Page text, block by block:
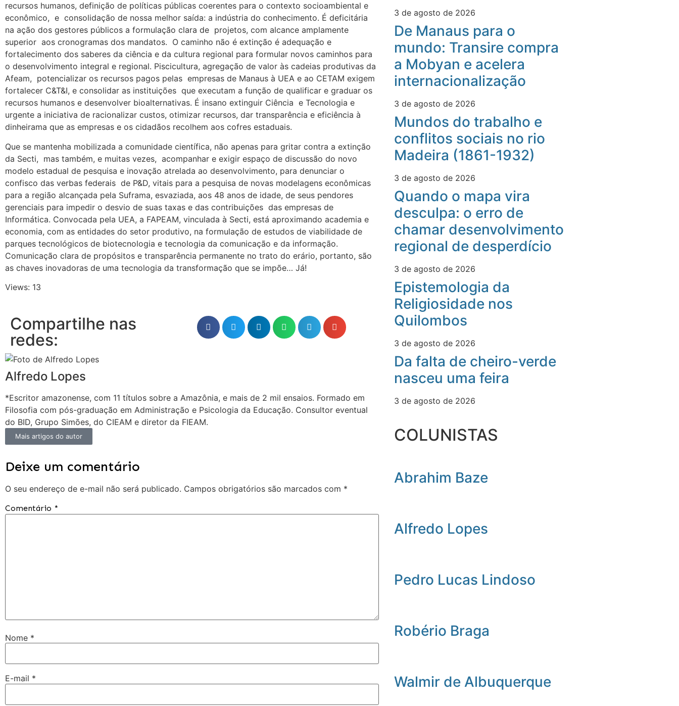
recursos humanos, definição de políticas públicas coerentes para o contexto socioambiental e
econômico, e consolidação de nossa melhor saída: a indústria do conhecimento. É deficitária
na ação dos gestores públicos a formulação clara de projetos, com alcance amplamente
superior aos cronogramas dos mandatos. O caminho não é extinção é adequação e
fortalecimento dos saberes da ciência e da cultura regional para formular novos caminhos para
o desenvolvimento integral e regional. Piscicultura, agregação de valor às cadeias produtivas da
Afeam, potencializar os recursos pagos pelas empresas de Manaus à UEA e ao CETAM exigem
fortalecer C&T&I, e consolidar as instituições que executam a função de qualificar e graduar os
recursos humanos e desenvolver bioalternativas. É insano extinguir Ciência e Tecnologia e
urgente a iniciativa de racionalizar custos, otimizar recursos, dar transparência e eficiência à
dinheirama que as empresas e os cidadãos recolhem aos cofres estaduais.
Que se mantenha mobilizada a comunidade científica, não apenas para gritar contra a extinção
da Secti, mas também, e muitas vezes, acompanhar e exigir espaço de discussão do novo
modelo estadual de pesquisa e inovação atrelada ao desenvolvimento, para denunciar o
confisco das verbas federais de P&D, vitais para a pesquisa de novas modelagens econômicas
para a região alcançada pela Suframa, esvaziada, aos 48 anos de idade, de seus pendores
gerenciais para impedir o desvio de suas taxas e das contribuições das empresas de
Informática. Convocada pela UEA, a FAPEAM, vinculada à Secti, está aproximando academia e
economia, com as entidades do setor produtivo, na formulação de estudos de viabilidade de
parques tecnológicos de biotecnologia e tecnologia da comunicação e da informação.
Comunicação clara de propósitos e transparência permanente no trato do erário, portanto, são
as chaves inovadoras de uma tecnologia da transformação que se impõe… Já!
Views: 13
Compartilhe nas
redes:
Alfredo Lopes
*Escritor amazonense, com 11 títulos sobre a Amazônia, e mais de 2 mil ensaios. Formado em
Filosofia com pós-graduação em Administração e Psicologia da Educação. Consultor eventual
do BID, Grupo Simões, do CIEAM e diretor da FIEAM.
Mais artigos do autor
Deixe um comentário
O seu endereço de e-mail não será publicado. Campos obrigatórios são marcados com *
Comentário *
Nome *
E-mail *
3 de agosto de 2026
De Manaus para o
mundo: Transire compra
a Mobyan e acelera
internacionalização
3 de agosto de 2026
Mundos do trabalho e
conflitos sociais no rio
Madeira (1861-1932)
3 de agosto de 2026
Quando o mapa vira
desculpa: o erro de
chamar desenvolvimento
regional de desperdício
3 de agosto de 2026
Epistemologia da
Religiosidade nos
Quilombos
3 de agosto de 2026
Da falta de cheiro-verde
nasceu uma feira
3 de agosto de 2026
COLUNISTAS
Abrahim Baze
Alfredo Lopes
Pedro Lucas Lindoso
Robério Braga
Walmir de Albuquerque